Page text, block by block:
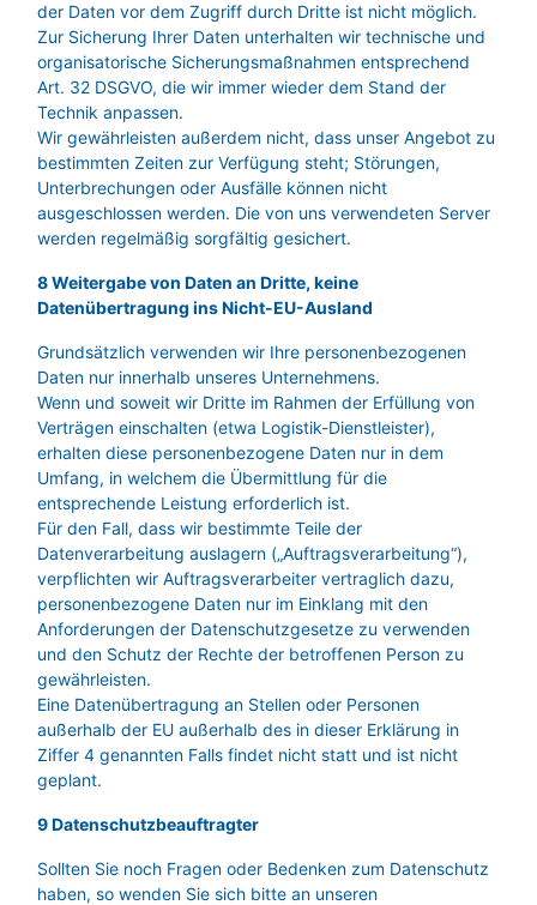
der Daten vor dem Zugriff durch Dritte ist nicht möglich.
Zur Sicherung Ihrer Daten unterhalten wir technische und
organisatorische Sicherungsmaßnahmen entsprechend
Art. 32 DSGVO, die wir immer wieder dem Stand der
Technik anpassen.
Wir gewährleisten außerdem nicht, dass unser Angebot zu
bestimmten Zeiten zur Verfügung steht; Störungen,
Unterbrechungen oder Ausfälle können nicht
ausgeschlossen werden. Die von uns verwendeten Server
werden regelmäßig sorgfältig gesichert.
8 Weitergabe von Daten an Dritte, keine
Datenübertragung ins Nicht-EU-Ausland
Grundsätzlich verwenden wir Ihre personenbezogenen
Daten nur innerhalb unseres Unternehmens.
Wenn und soweit wir Dritte im Rahmen der Erfüllung von
Verträgen einschalten (etwa Logistik-Dienstleister),
erhalten diese personenbezogene Daten nur in dem
Umfang, in welchem die Übermittlung für die
entsprechende Leistung erforderlich ist.
Für den Fall, dass wir bestimmte Teile der
Datenverarbeitung auslagern („Auftragsverarbeitung“),
verpflichten wir Auftragsverarbeiter vertraglich dazu,
personenbezogene Daten nur im Einklang mit den
Anforderungen der Datenschutzgesetze zu verwenden
und den Schutz der Rechte der betroffenen Person zu
gewährleisten.
Eine Datenübertragung an Stellen oder Personen
außerhalb der EU außerhalb des in dieser Erklärung in
Ziffer 4 genannten Falls findet nicht statt und ist nicht
geplant.
9 Datenschutzbeauftragter
Sollten Sie noch Fragen oder Bedenken zum Datenschutz
haben, so wenden Sie sich bitte an unseren